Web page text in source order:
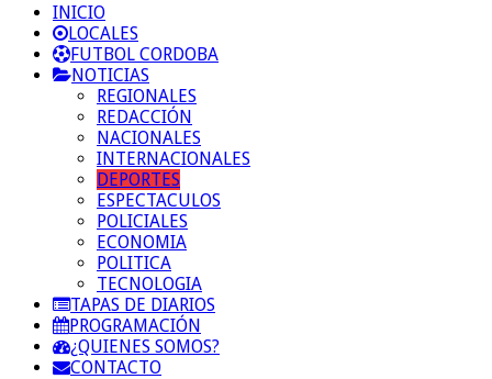
INICIO
LOCALES
FUTBOL CORDOBA
NOTICIAS
REGIONALES
REDACCIÓN
NACIONALES
INTERNACIONALES
DEPORTES
ESPECTACULOS
POLICIALES
ECONOMIA
POLITICA
TECNOLOGIA
TAPAS DE DIARIOS
PROGRAMACIÓN
¿QUIENES SOMOS?
CONTACTO